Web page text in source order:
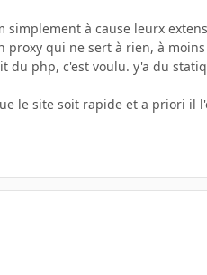
à cause leurx
qui ne sert à rien, à
php, c'est voulu. y'a du
le site soit rapide et a priori il